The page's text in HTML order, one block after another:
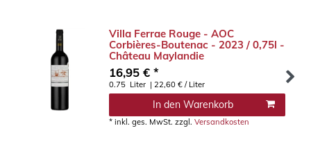
Villa Ferrae Rouge - AOC
Corbières-Boutenac - 2023 / 0,75l -
Château Maylandie
16,95 € *
0.75 Liter | 22,60 € / Liter
In den Warenkorb
*inkl. ges. MwSt. zzgl.Versandkosten